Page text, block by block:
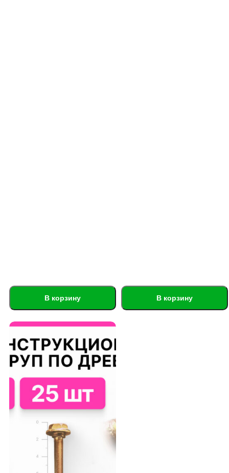
В корзину В корзину